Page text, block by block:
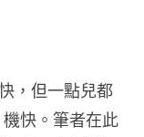
，但一點兒都
快。筆者在此